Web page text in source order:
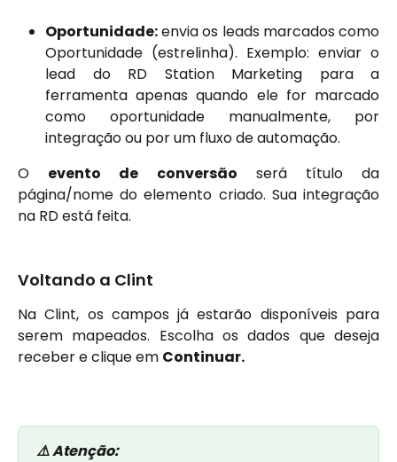
Oportunidade:envia os leads marcados como
Oportunidade (estrelinha). Exemplo: enviar o
lead do RD Station Marketing para a
ferramenta apenas quando ele for marcado
como oportunidade manualmente, por
integração ou por um fluxo de automação.
O evento de conversão será título da
página/nome do elemento criado. Sua integração
na RD está feita.
Voltando a Clint
Na Clint, os campos já estarão disponíveis para
serem mapeados. Escolha os dados que deseja
receber e clique em Continuar.
⚠️ Atenção: